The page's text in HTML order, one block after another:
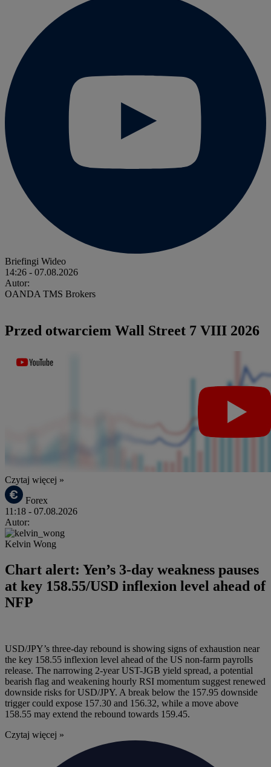
Briefingi Wideo
14:26 - 07.08.2026
Autor:
OANDA TMS Brokers
Przed otwarciem Wall Street 7 VIII 2026
Czytaj więcej »
Forex
11:18 - 07.08.2026
Autor:
Kelvin Wong
Chart alert: Yen’s 3-day weakness pauses
at key 158.55/USD inflexion level ahead of
NFP
USD/JPY’s three-day rebound is showing signs of exhaustion near
the key 158.55 inflexion level ahead of the US non-farm payrolls
release. The narrowing 2-year UST-JGB yield spread, a potential
bearish flag and weakening hourly RSI momentum suggest renewed
downside risks for USD/JPY. A break below the 157.95 downside
trigger could expose 157.30 and 156.32, while a move above
158.55 may extend the rebound towards 159.45.
Czytaj więcej »